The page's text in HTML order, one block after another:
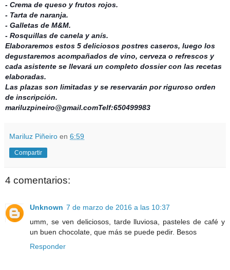
- Crema de queso y frutos rojos.
- Tarta de naranja.
- Galletas de M&M.
- Rosquillas de canela y anís.
Elaboraremos estos 5 deliciosos postres caseros, luego los
degustaremos acompañados de vino, cerveza o refrescos y
cada asistente se llevará un completo dossier con las recetas
elaboradas.
Las plazas son limitadas y se reservarán por riguroso orden
de inscripción.
mariluzpineiro@gmail.comTelf:650499983
Mariluz Piñeiro en 6:59
Compartir
4 comentarios:
Unknown 7 de marzo de 2016 a las 10:37
umm, se ven deliciosos, tarde lluviosa, pasteles de café y
un buen chocolate, que más se puede pedir. Besos
Responder